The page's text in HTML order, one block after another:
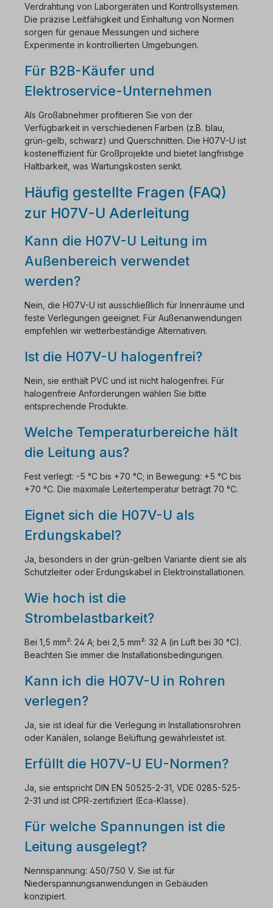
Verdrahtung von Laborgeräten und Kontrollsystemen.
Die präzise Leitfähigkeit und Einhaltung von Normen
sorgen für genaue Messungen und sichere
Experimente in kontrollierten Umgebungen.
Für B2B-Käufer und
Elektroservice-Unternehmen
Als Großabnehmer profitieren Sie von der
Verfügbarkeit in verschiedenen Farben (z.B. blau,
grün-gelb, schwarz) und Querschnitten. Die H07V-U ist
kosteneffizient für Großprojekte und bietet langfristige
Haltbarkeit, was Wartungskosten senkt.
Häufig gestellte Fragen (FAQ)
zur H07V-U Aderleitung
Kann die H07V-U Leitung im
Außenbereich verwendet
werden?
Nein, die H07V-U ist ausschließlich für Innenräume und
feste Verlegungen geeignet. Für Außenanwendungen
empfehlen wir wetterbeständige Alternativen.
Ist die H07V-U halogenfrei?
Nein, sie enthält PVC und ist nicht halogenfrei. Für
halogenfreie Anforderungen wählen Sie bitte
entsprechende Produkte.
Welche Temperaturbereiche hält
die Leitung aus?
Fest verlegt: -5 °C bis +70 °C; in Bewegung: +5 °C bis
+70 °C. Die maximale Leitertemperatur beträgt 70 °C.
Eignet sich die H07V-U als
Erdungskabel?
Ja, besonders in der grün-gelben Variante dient sie als
Schutzleiter oder Erdungskabel in Elektroinstallationen.
Wie hoch ist die
Strombelastbarkeit?
Bei 1,5 mm²: 24 A; bei 2,5 mm²: 32 A (in Luft bei 30 °C).
Beachten Sie immer die Installationsbedingungen.
Kann ich die H07V-U in Rohren
verlegen?
Ja, sie ist ideal für die Verlegung in Installationsrohren
oder Kanälen, solange Belüftung gewährleistet ist.
Erfüllt die H07V-U EU-Normen?
Ja, sie entspricht DIN EN 50525-2-31, VDE 0285-525-
2-31 und ist CPR-zertifiziert (Eca-Klasse).
Für welche Spannungen ist die
Leitung ausgelegt?
Nennspannung: 450/750 V. Sie ist für
Niederspannungsanwendungen in Gebäuden
konzipiert.